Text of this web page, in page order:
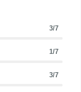
3/7
1/7
3/7